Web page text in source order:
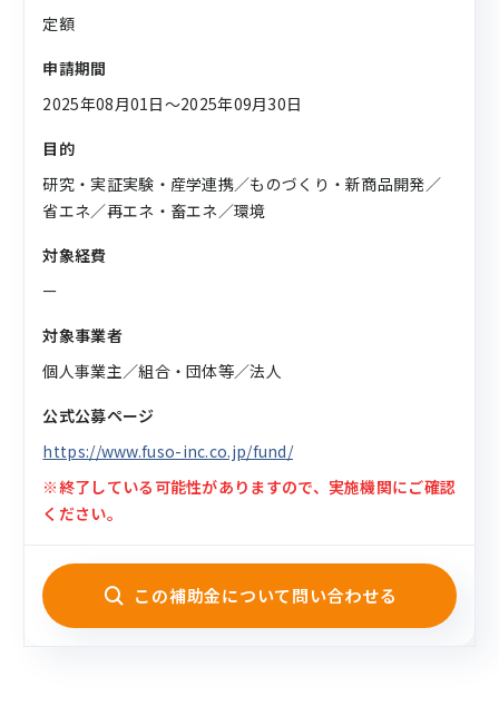
定額
申請期間
2025年08月01日〜2025年09月30日
目的
研究・実証実験・産学連携／ものづくり・新商品開発／
省エネ／再エネ・畜エネ／環境
対象経費
ー
対象事業者
個人事業主／組合・団体等／法人
公式公募ページ
https://www.fuso-inc.co.jp/fund/
※終了している可能性がありますので、実施機関にご確認
ください。
この補助金について問い合わせる